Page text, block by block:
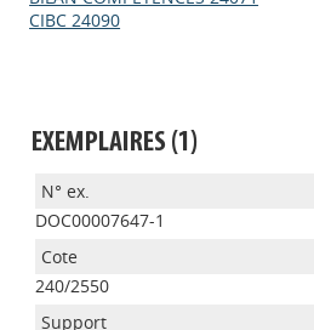
CIBC 24090
EXEMPLAIRES (1)
DOC00007647-1
240/2550